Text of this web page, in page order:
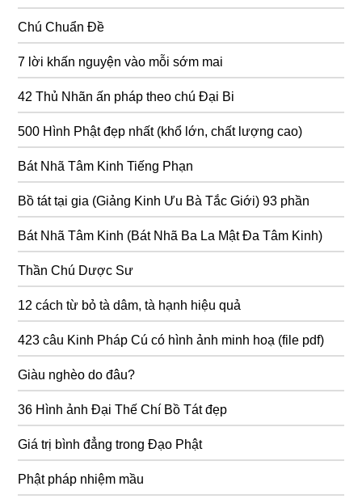
Chú Chuẩn Đề
7 lời khấn nguyện vào mỗi sớm mai
42 Thủ Nhãn ấn pháp theo chú Đại Bi
500 Hình Phật đẹp nhất (khổ lớn, chất lượng cao)
Bát Nhã Tâm Kinh Tiếng Phạn
Bồ tát tại gia (Giảng Kinh Ưu Bà Tắc Giới) 93 phần
Bát Nhã Tâm Kinh (Bát Nhã Ba La Mật Đa Tâm Kinh)
Thần Chú Dược Sư
12 cách từ bỏ tà dâm, tà hạnh hiệu quả
423 câu Kinh Pháp Cú có hình ảnh minh hoạ (file pdf)
Giàu nghèo do đâu?
36 Hình ảnh Đại Thế Chí Bồ Tát đẹp
Giá trị bình đẳng trong Đạo Phật
Phật pháp nhiệm mầu